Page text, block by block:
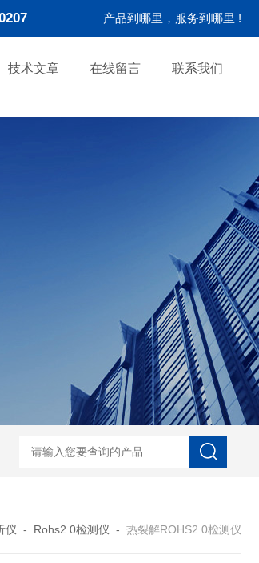
产品到哪里，服务到哪里 !
技术文章 在线留言 联系我们
3D显微X射线CT扫描设备 EDX1800BRohs指令环
仪 - Rohs2.0检测仪 - 热裂解ROHS2.0检测仪